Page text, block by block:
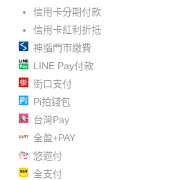
信用卡分期付款
信用卡紅利折抵
神腦門市繳費
LINE Pay付款
街口支付
Pi拍錢包
台灣Pay
全盈+PAY
悠遊付
全支付